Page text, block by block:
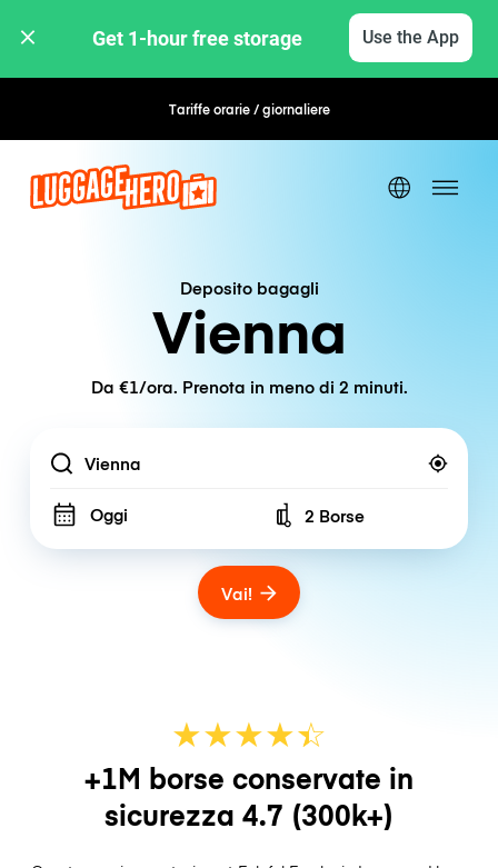
Get 1-hour free storage Use the App
Tariffe orarie / giornaliere Prenotazione flessibile
Deposito bagagli
Vienna
Da €1/ora. Prenota in meno di 2 minuti.
Location
Oggi Number of bags
2 Borse
Vai!
★★★★☆
★
+1M borse conservate in
sicurezza 4.7 (300k+)